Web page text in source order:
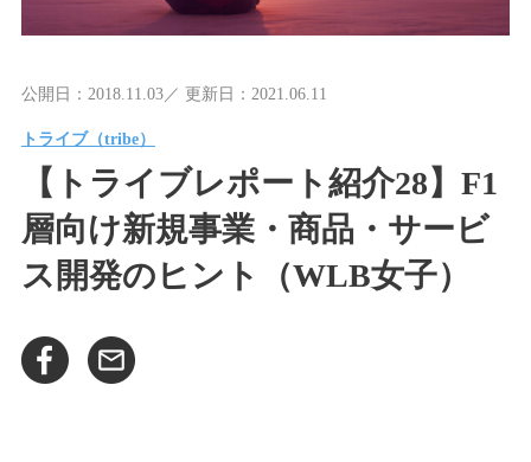
公開日：2018.11.03／ 更新日：2021.06.11
トライブ（tribe）
【トライブレポート紹介28】F1
層向け新規事業・商品・サービ
ス開発のヒント（WLB女子）